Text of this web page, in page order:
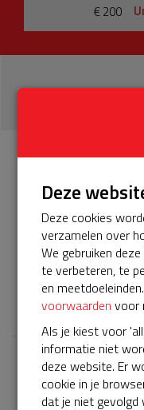
€ 200
Het servicepakket
moet worden
blijft. Help je mee?
𝕏
Deze
Deze cookies
verzamelen over
We gebruiken
te verbeteren, te
en
voorwaarden voor
Als je kiest voor
informatie niet
deze website. Er
cookie in je
dat je niet gevolgd